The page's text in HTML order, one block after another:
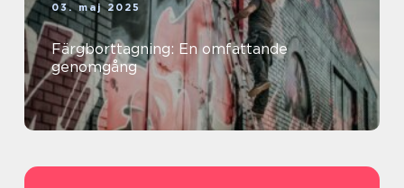
03. maj 2025
Färgborttagning: En omfattande
genomgång